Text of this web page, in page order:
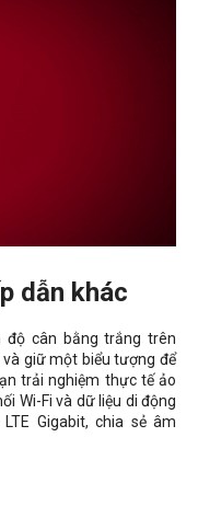
dẫn khác
độ cân bằng trắng trên
giữ một biểu tượng để
trải nghiệm thực tế ảo
Wi-Fi và dữ liệu di động
Gigabit, chia sẻ âm